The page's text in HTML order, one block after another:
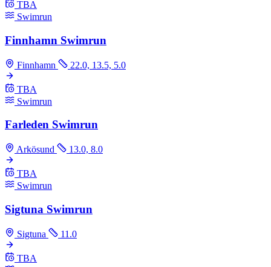
TBA
Swimrun
Finnhamn Swimrun
Finnhamn 22.0, 13.5, 5.0
TBA
Swimrun
Farleden Swimrun
Arkösund 13.0, 8.0
TBA
Swimrun
Sigtuna Swimrun
Sigtuna 11.0
TBA